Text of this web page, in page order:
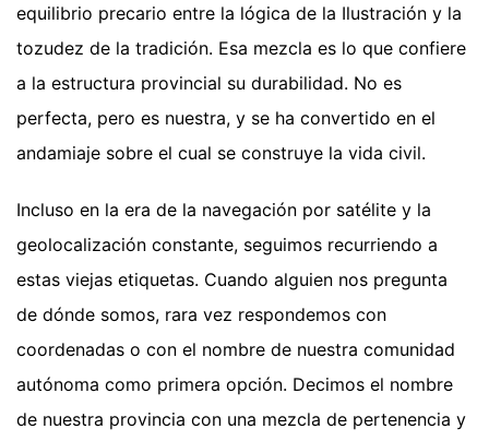
equilibrio precario entre la lógica de la Ilustración y la
tozudez de la tradición. Esa mezcla es lo que confiere
a la estructura provincial su durabilidad. No es
perfecta, pero es nuestra, y se ha convertido en el
andamiaje sobre el cual se construye la vida civil.
Incluso en la era de la navegación por satélite y la
geolocalización constante, seguimos recurriendo a
estas viejas etiquetas. Cuando alguien nos pregunta
de dónde somos, rara vez respondemos con
coordenadas o con el nombre de nuestra comunidad
autónoma como primera opción. Decimos el nombre
de nuestra provincia con una mezcla de pertenencia y